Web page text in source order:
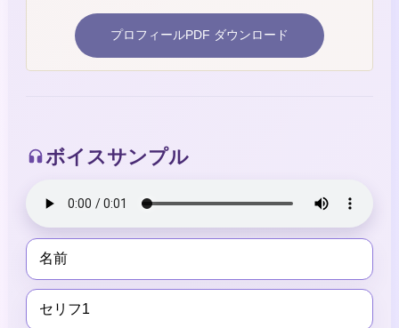
プロフィールPDF ダウンロード
ボイスサンプル
名前
セリフ1